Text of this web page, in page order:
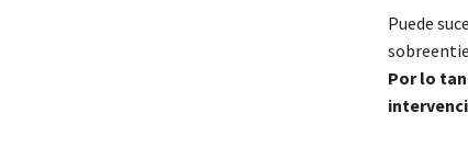
Puede
Por lo